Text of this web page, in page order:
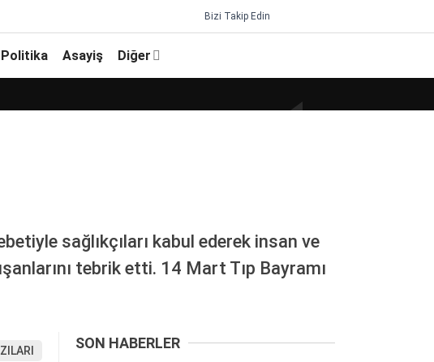
Bizi Takip Edin
Politika Asayiş Diğer
sağlıkçıları kabul ederek insan ve
tebrik etti. 14 Mart Tıp Bayramı
SON HABERLER